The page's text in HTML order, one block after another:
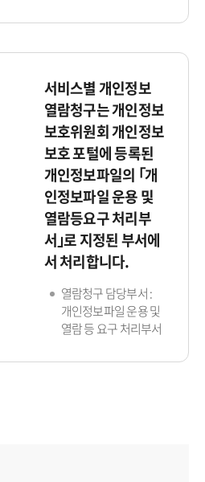
서비스별 개인정보
열람청구는 개인정보
보호위원회 개인정보
보호 포털에 등록된
개인정보파일의 ｢개
인정보파일 운용 및
열람등요구 처리부
서｣로 지정된 부서에
서 처리합니다.
열람청구 담당부서 :
개인정보파일 운용 및
열람 등 요구 처리부서